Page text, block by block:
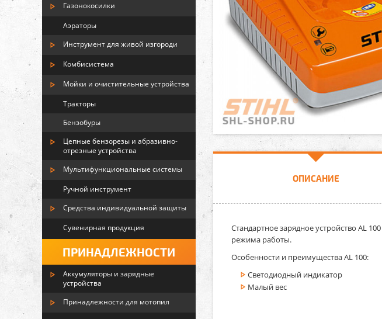
Газонокосилки
Аэраторы
Инструмент для живой изгороди
Комбисистема
Мойки и очистительные устройства
Тракторы
Бензобуры
Цепные бензорезы и абразивно-
отрезные устройства
Мультифункциональные системы
Ручной инструмент
Средства индивидуальной защиты
Сувенирная продукция
ПРИНАДЛЕЖНОСТИ
Аккумуляторы и зарядные
устройства
Принадлежности для мотопил
ОПИСАНИЕ
Стандартное зарядное устройство AL 100
режима работы.
Особенности и преимущества AL 100:
Светодиодный индикатор
Малый вес